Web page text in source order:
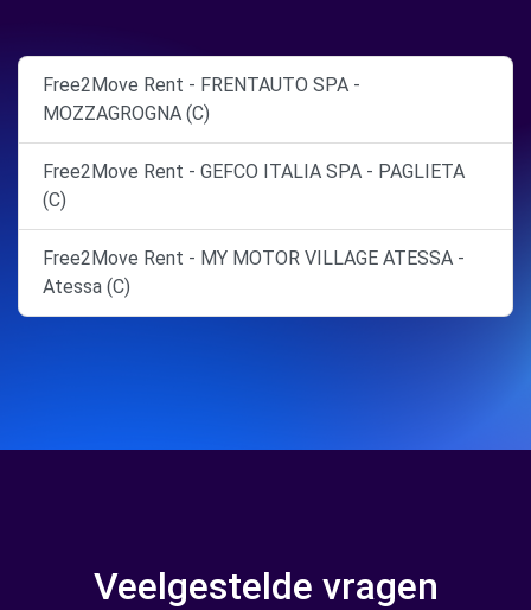
Free2Move Rent - FRENTAUTO SPA -
MOZZAGROGNA (C)
Free2Move Rent - GEFCO ITALIA SPA - PAGLIETA
(C)
Free2Move Rent - MY MOTOR VILLAGE ATESSA -
Atessa (C)
Veelgestelde vragen